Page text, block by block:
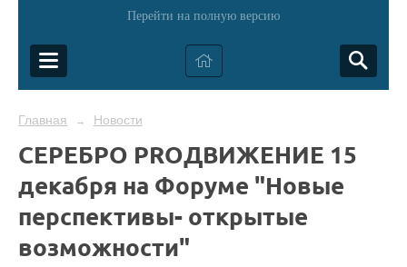
Перейти на полную версию
Главная → Новости
СЕРЕБРО PROДВИЖЕНИЕ 15
декабря на Форуме "Новые
перспективы- открытые
возможности"